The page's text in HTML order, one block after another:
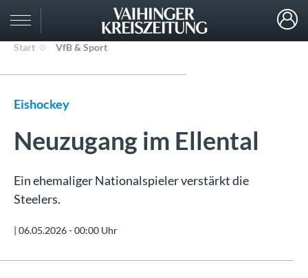
Start VfB & Sport
Eishockey
Neuzugang im Ellental
Ein ehemaliger Nationalspieler verstärkt die
Steelers.
| 06.05.2026 - 00:00 Uhr